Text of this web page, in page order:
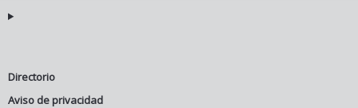
Directorio
Aviso de privacidad